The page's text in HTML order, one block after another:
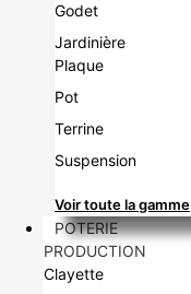
Godet
Jardinière
Plaque
Pot
Terrine
Suspension
Voir toute la gamme
POTERIE
PRODUCTION
Clayette